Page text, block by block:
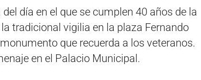
día en el que se cumplen 40 años de la
tradicional vigilia en la plaza Fernando
que recuerda a los veteranos.
en el Palacio Municipal.